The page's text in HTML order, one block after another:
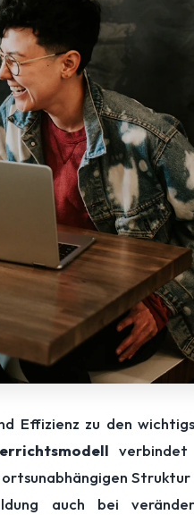
Effizienz zu den
verbindet
Struktur
auch bei